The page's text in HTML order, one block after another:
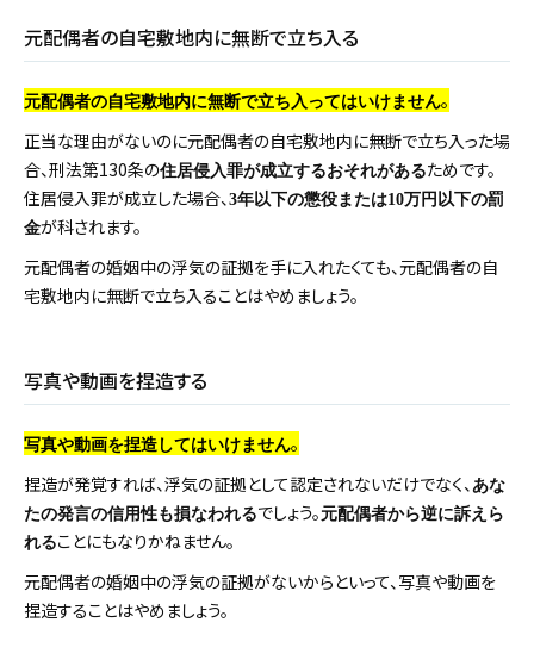
元配偶者の自宅敷地内に無断で立ち入る
元配偶者の自宅敷地内に無断で立ち入ってはいけません。
正当な理由がないのに元配偶者の自宅敷地内に無断で立ち入った場
合、刑法第130条の住居侵入罪が成立するおそれがあるためです。
住居侵入罪が成立した場合、3年以下の懲役または10万円以下の罰
金が科されます。
元配偶者の婚姻中の浮気の証拠を手に入れたくても、元配偶者の自
宅敷地内に無断で立ち入ることはやめましょう。
写真や動画を捏造する
写真や動画を捏造してはいけません。
捏造が発覚すれば、浮気の証拠として認定されないだけでなく、あな
たの発言の信用性も損なわれるでしょう。 元配偶者から逆に訴えら
れることにもなりかねません。
元配偶者の婚姻中の浮気の証拠がないからといって、写真や動画を
捏造することはやめましょう。